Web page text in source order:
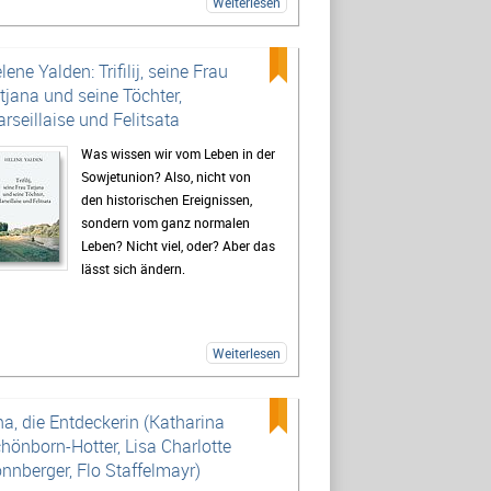
vielleicht auch andere Akteure, denen
mehr als 40 Autor:innen einer solchen
den Städten.
Yalden: Trifilij, seine Frau
und seine Töchter,
und Felitsata
Was wissen wir vom Leben in der
Sowjetunion? Also, nicht von
den historischen Ereignissen,
sondern vom ganz normalen
Leben? Nicht viel, oder? Aber das
lässt sich ändern.
Weiterlesen
die Entdeckerin (Katharina
Hotter, Lisa Charlotte
Flo Staffelmayr)